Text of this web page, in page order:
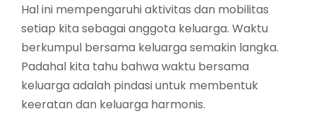
Hal ini mempengaruhi aktivitas dan mobilitas
setiap kita sebagai anggota keluarga. Waktu
berkumpul bersama keluarga semakin langka.
Padahal kita tahu bahwa waktu bersama
keluarga adalah pindasi untuk membentuk
keeratan dan keluarga harmonis.